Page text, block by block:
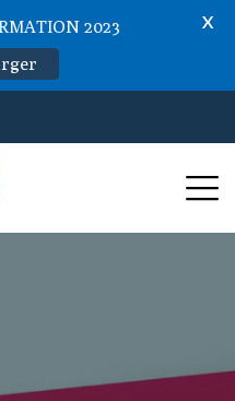
2023
X